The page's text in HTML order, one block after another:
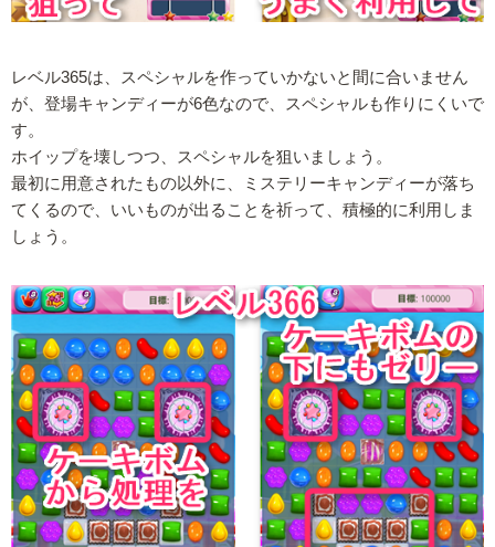
レベル365は、スペシャルを作っていかないと間に合いません
が、登場キャンディーが6色なので、スペシャルも作りにくいで
す。
ホイップを壊しつつ、スペシャルを狙いましょう。
最初に用意されたもの以外に、ミステリーキャンディーが落ち
てくるので、いいものが出ることを祈って、積極的に利用しま
しょう。